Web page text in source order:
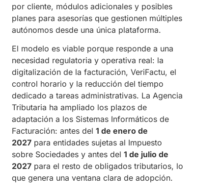
por cliente, módulos adicionales y posibles
planes para asesorías que gestionen múltiples
autónomos desde una única plataforma.
El modelo es viable porque responde a una
necesidad regulatoria y operativa real: la
digitalización de la facturación, VeriFactu, el
control horario y la reducción del tiempo
dedicado a tareas administrativas. La Agencia
Tributaria ha ampliado los plazos de
adaptación a los Sistemas Informáticos de
Facturación: antes del 1 de enero de
2027 para entidades sujetas al Impuesto
sobre Sociedades y antes del 1 de julio de
2027 para el resto de obligados tributarios, lo
que genera una ventana clara de adopción.